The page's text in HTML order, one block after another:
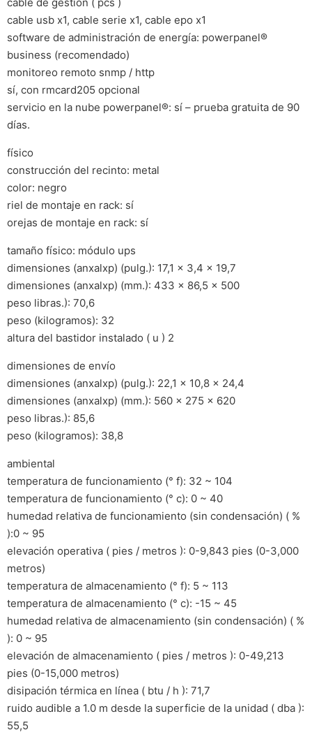
cable de gestión ( pcs )
cable usb x1, cable serie x1, cable epo x1
software de administración de energía: powerpanel®
business (recomendado)
monitoreo remoto snmp / http
sí, con rmcard205 opcional
servicio en la nube powerpanel®: sí – prueba gratuita de 90
días.
físico
construcción del recinto: metal
color: negro
riel de montaje en rack: sí
orejas de montaje en rack: sí
tamaño físico: módulo ups
dimensiones (anxalxp) (pulg.): 17,1 x 3,4 x 19,7
dimensiones (anxalxp) (mm.): 433 x 86,5 x 500
peso libras.): 70,6
peso (kilogramos): 32
altura del bastidor instalado ( u ) 2
dimensiones de envío
dimensiones (anxalxp) (pulg.): 22,1 x 10,8 x 24,4
dimensiones (anxalxp) (mm.): 560 x 275 x 620
peso libras.): 85,6
peso (kilogramos): 38,8
ambiental
temperatura de funcionamiento (° f): 32 ~ 104
temperatura de funcionamiento (° c): 0 ~ 40
humedad relativa de funcionamiento (sin condensación) ( %
):0 ~ 95
elevación operativa ( pies / metros ): 0-9,843 pies (0-3,000
metros)
temperatura de almacenamiento (° f): 5 ~ 113
temperatura de almacenamiento (° c): -15 ~ 45
humedad relativa de almacenamiento (sin condensación) ( %
): 0 ~ 95
elevación de almacenamiento ( pies / metros ): 0-49,213
pies (0-15,000 metros)
disipación térmica en línea ( btu / h ): 71,7
ruido audible a 1.0 m desde la superficie de la unidad ( dba ):
55,5